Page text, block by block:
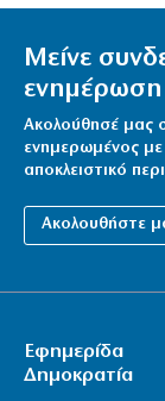
Μείνε
ενημέρωση
Ακολούθησέ μας
ενημερωμένος με
αποκλειστικό
Ακολουθήστε
Εφημερίδα
Δημοκρατία